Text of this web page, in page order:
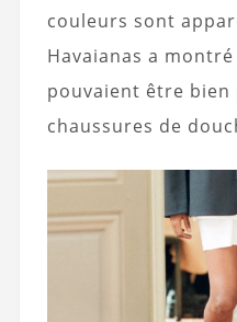
couleurs sont
Havaianas a
pouvaient être bien
chaussures de